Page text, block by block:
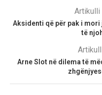
Artikulli
Aksidenti që për pak i mori
të
Arne Slot në dilema të